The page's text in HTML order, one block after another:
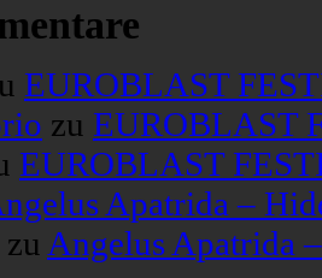
EUROBLAST
zu EUROBLAST
EUROBLAST
Apatrida –
zu Angelus Apatrida